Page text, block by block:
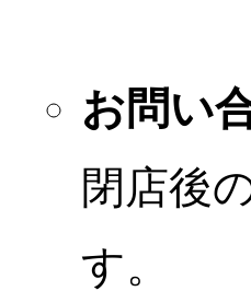
お問い
閉店後
す。